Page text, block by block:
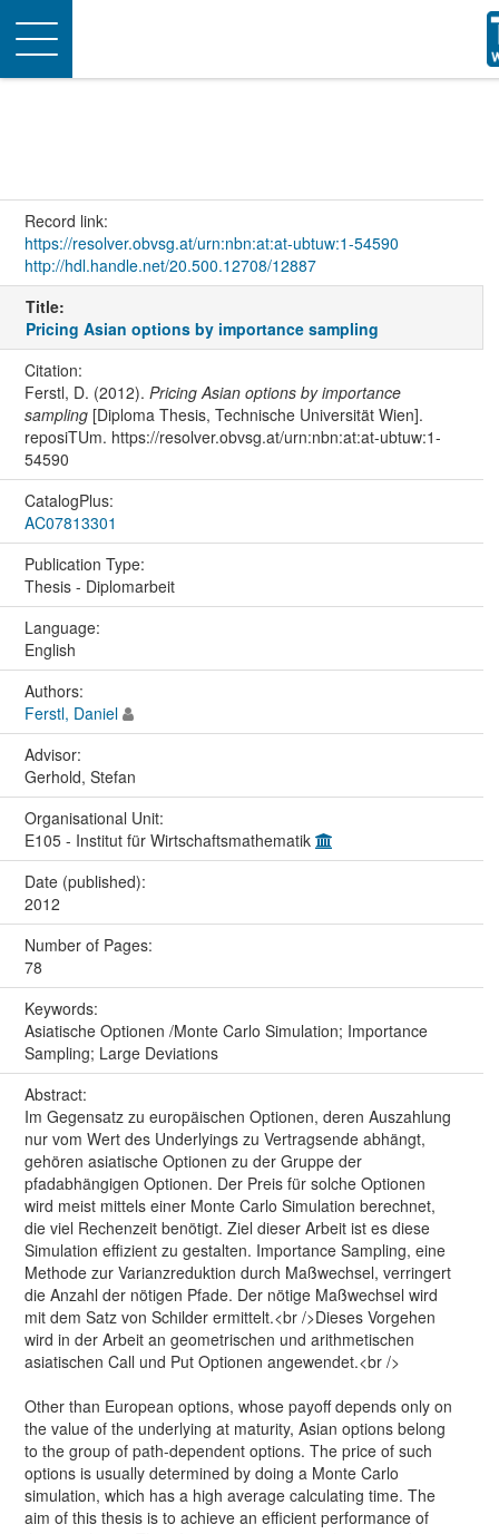
Toggle
navigation
Record link:
https://resolver.obvsg.at/urn:nbn:at:at-ubtuw:1-54590
http://hdl.handle.net/20.500.12708/12887
Title:
Pricing Asian options by importance sampling
Citation:
Ferstl, D. (2012). Pricing Asian options by importance
sampling[Diploma Thesis, Technische Universität Wien].
reposiTUm. https://resolver.obvsg.at/urn:nbn:at:at-ubtuw:1-
54590
CatalogPlus:
AC07813301
Publication Type:
Thesis - Diplomarbeit
Language:
English
Authors:
Ferstl, Daniel
Advisor:
Gerhold, Stefan
Organisational Unit:
E105 - Institut für Wirtschaftsmathematik
Date (published):
2012
Number of Pages:
78
Keywords:
Asiatische Optionen /Monte Carlo Simulation; Importance
Sampling; Large Deviations
Abstract:
Im Gegensatz zu europäischen Optionen, deren Auszahlung
nur vom Wert des Underlyings zu Vertragsende abhängt,
gehören asiatische Optionen zu der Gruppe der
pfadabhängigen Optionen. Der Preis für solche Optionen
wird meist mittels einer Monte Carlo Simulation berechnet,
die viel Rechenzeit benötigt. Ziel dieser Arbeit ist es diese
Simulation effizient zu gestalten. Importance Sampling, eine
Methode zur Varianzreduktion durch Maßwechsel, verringert
die Anzahl der nötigen Pfade. Der nötige Maßwechsel wird
mit dem Satz von Schilder ermittelt.<br />Dieses Vorgehen
wird in der Arbeit an geometrischen und arithmetischen
asiatischen Call und Put Optionen angewendet.<br />
Other than European options, whose payoff depends only on
the value of the underlying at maturity, Asian options belong
to the group of path-dependent options. The price of such
options is usually determined by doing a Monte Carlo
simulation, which has a high average calculating time. The
aim of this thesis is to achieve an efficient performance of